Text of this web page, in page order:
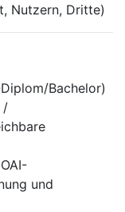
Nutzern, Dritte)
Bachelor)
/
und